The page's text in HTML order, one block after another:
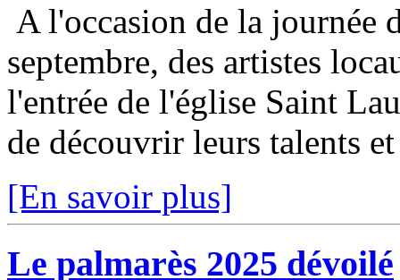
A l'occasion de la journée
septembre, des artistes
l'entrée de l'église Saint
de découvrir leurs talents
[En savoir plus]
Le palmarès 2025 dévoilé